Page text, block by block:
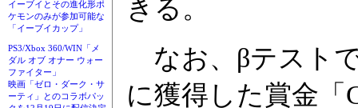
イーブイとその進化形ポ
ケモンのみが参加可能な
「イーブイカップ」
PS3/Xbox 360/WIN「メ
ダル オブ オナー ウォー
ファイター」
映画「ゼロ・ダーク・サ
ーティ」とのコラボパッ
きる。
なお、βテスト
に獲得した賞金